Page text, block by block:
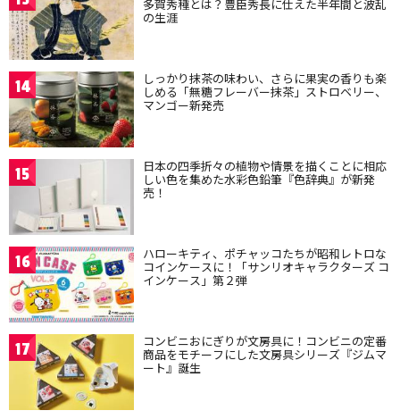
多賀秀種とは？豊臣秀長に仕えた半年間と波乱
の生涯
14 しっかり抹茶の味わい、さらに果実の香りも楽
しめる「無糖フレーバー抹茶」ストロベリー、
マンゴー新発売
15 日本の四季折々の植物や情景を描くことに相応
しい色を集めた水彩色鉛筆『色辞典』が新発
売！
16 ハローキティ、ポチャッコたちが昭和レトロな
コインケースに！「サンリオキャラクターズ コ
インケース」第２弾
17 コンビニおにぎりが文房具に！コンビニの定番
商品をモチーフにした文房具シリーズ『ジムマ
ート』誕生